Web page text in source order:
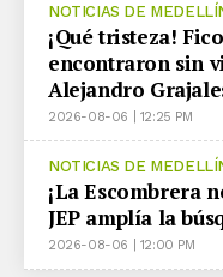
NOTICIAS DE
¡Qué tristeza!
encontraron sin
Alejandro
2026-08-06 | 12:25 PM
NOTICIAS DE
¡La Escombrera
JEP amplía la
2026-08-06 | 12:00 PM